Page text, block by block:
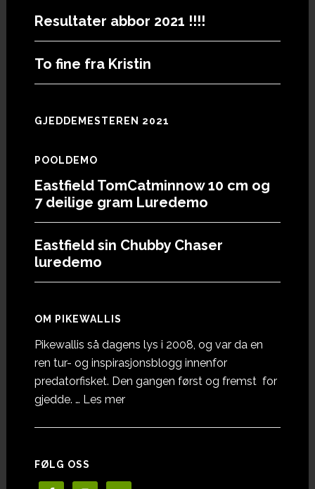
Resultater abbor 2021 !!!!
To fine fra Kristin
GJEDDEMESTEREN 2021
POOLDEMO
Eastfield TomCatminnow 10 cm og
7 deilige gram Luredemo
Eastfield sin Chubby Chaser
luredemo
OM PIKEWALLIS
Pikewallis så dagens lys i 2008, og var da en
ren tur- og inspirasjonsblogg innenfor
predatorfisket. Den gangen først og fremst for
gjedde. … Les meromOm
FØLG OSS